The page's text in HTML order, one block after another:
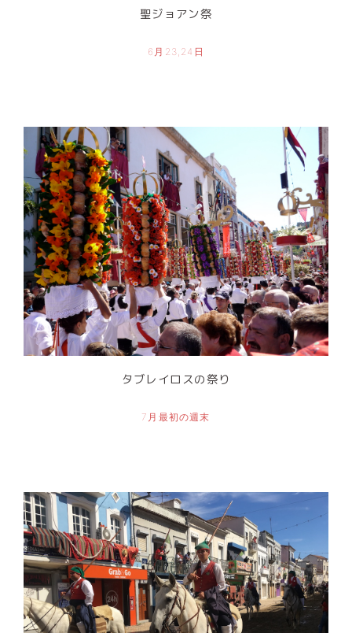
聖ジョアン祭
6月23,24日
タブレイロスの祭り
7月最初の週末